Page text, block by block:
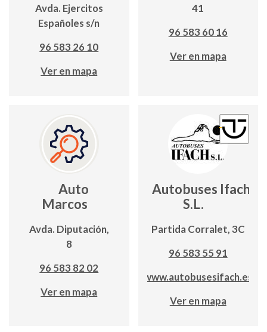
Avda. Ejercitos
Españoles s/n
96 583 26 10
Ver en mapa
41
96 583 60 16
Ver en mapa
Auto
Marcos
Avda. Diputación,
8
96 583 82 02
Ver en mapa
Autobuses Ifach,
S.L.
Partida Corralet, 3C
96 583 55 91
www.autobusesifach.es
Ver en mapa